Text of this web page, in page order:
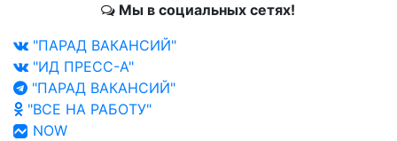
Мы в социальных сетях!
"ПАРАД ВАКАНСИЙ"
"ИД ПРЕСС-А"
"ПАРАД ВАКАНСИЙ"
"ВСЕ НА РАБОТУ"
NOW